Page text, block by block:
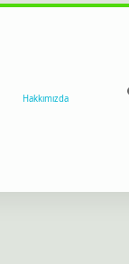
Hakkımızda